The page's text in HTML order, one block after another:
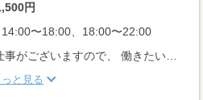
円
〜18:00、18:00〜22:00
平日、土日祝関係なく仕事がございますので、 働きたい曜日で働けます♪♪ 激短1日〜勤務OK♪♪ ※お仕事によって条件が異なります。
っと見る